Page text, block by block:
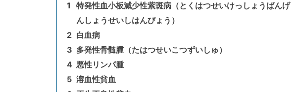
特発性血小板減少性紫斑病（とくはつせいけっしょうばんげ
んしょうせいしはんびょう）
白血病
多発性骨髄腫（たはつせいこつずいしゅ）
悪性リンパ腫
溶血性貧血